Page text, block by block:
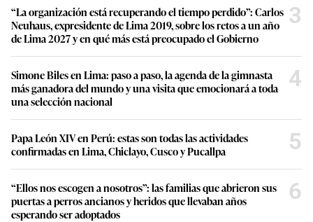
“La organización está recuperando el tiempo perdido”: Carlos
Neuhaus, expresidente de Lima 2019, sobre los retos a un año
de Lima 2027 y en qué más está preocupado el Gobierno
3
Simone Biles en Lima: paso a paso, la agenda de la gimnasta
más ganadora del mundo y una visita que emocionará a toda
una selección nacional
4
Papa León XIV en Perú: estas son todas las actividades
confirmadas en Lima, Chiclayo, Cusco y Pucallpa
5
“Ellos nos escogen a nosotros”: las familias que abrieron sus
puertas a perros ancianos y heridos que llevaban años
esperando ser adoptados
6